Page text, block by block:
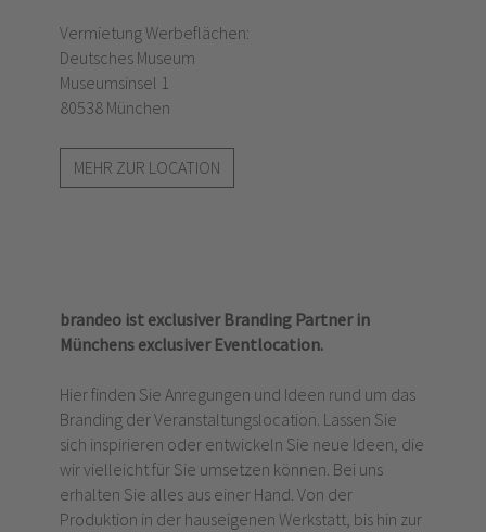
Vermietung Werbeflächen:
Deutsches Museum
Museumsinsel 1
80538 München
MEHR ZUR LOCATION
brandeo ist exclusiver Branding Partner in
Münchens exclusiver Eventlocation.
Hier finden Sie Anregungen und Ideen rund um das
Branding der Veranstaltungslocation. Lassen Sie
sich inspirieren oder entwickeln Sie neue Ideen, die
wir vielleicht für Sie umsetzen können. Bei uns
erhalten Sie alles aus einer Hand. Von der
Produktion in der hauseigenen Werkstatt, bis hin zur